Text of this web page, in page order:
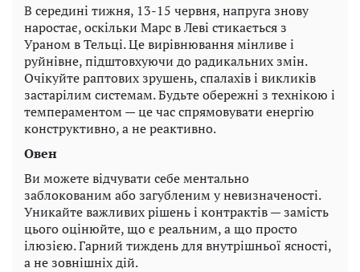
В середині тижня, 13-15 червня, напруга знову
наростає, оскільки Марс в Леві стикається з
Ураном в Тельці. Це вирівнювання мінливе і
руйнівне, підштовхуючи до радикальних змін.
Очікуйте раптових зрушень, спалахів і викликів
застарілим системам. Будьте обережні з технікою і
темпераментом — це час спрямовувати енергію
конструктивно, а не реактивно.
Овен
Ви можете відчувати себе ментально
заблокованим або загубленим у невизначеності.
Уникайте важливих рішень і контрактів — замість
цього оцінюйте, що є реальним, а що просто
ілюзією. Гарний тиждень для внутрішньої ясності,
а не зовнішніх дій.